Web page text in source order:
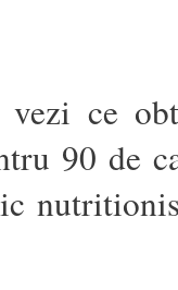
vezi ce
90 de